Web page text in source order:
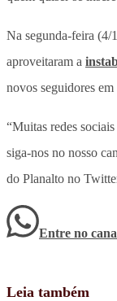
Na segunda-feira (4/
aproveitaram a
novos seguidores
“Muitas redes
siga-nos no nosso
do Planalto no
Entre no
Leia também